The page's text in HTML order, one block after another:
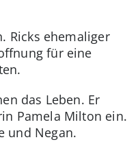
Ricks ehemaliger
für eine
das Leben. Er
Pamela Milton ein.
und Negan.